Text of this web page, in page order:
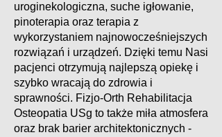
uroginekologiczna, suche igłowanie,
pinoterapia oraz terapia z
wykorzystaniem najnowocześniejszych
rozwiązań i urządzeń. Dzięki temu Nasi
pacjenci otrzymują najlepszą opiekę i
szybko wracają do zdrowia i
sprawności. Fizjo-Orth Rehabilitacja
Osteopatia USg to także miła atmosfera
oraz brak barier architektonicznych -